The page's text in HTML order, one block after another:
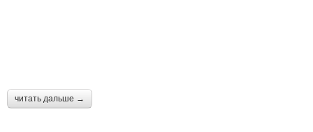
читать дальше →